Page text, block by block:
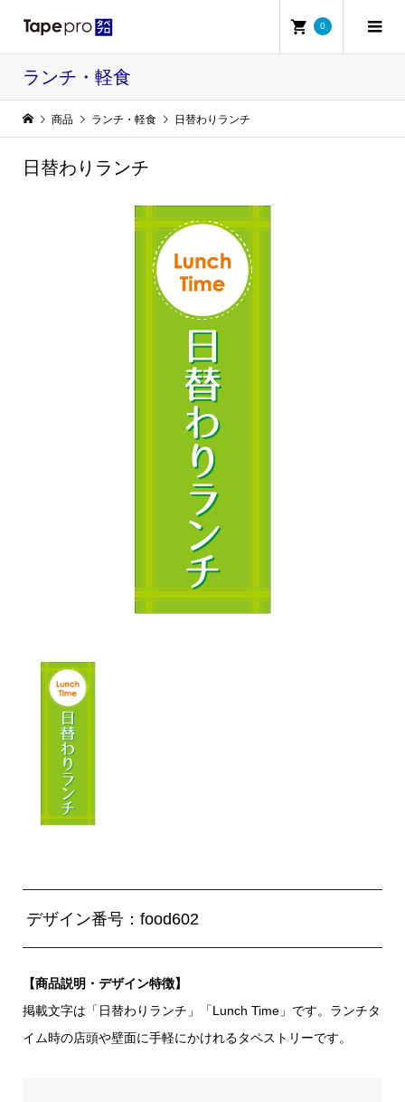
0
ランチ・軽食
商品 ランチ・軽食 日替わりランチ
日替わりランチ
デザイン番号：food602
【商品説明・デザイン特徴】
掲載文字は「日替わりランチ」「Lunch Time」です。ランチタ
イム時の店頭や壁面に手軽にかけれるタペストリーです。